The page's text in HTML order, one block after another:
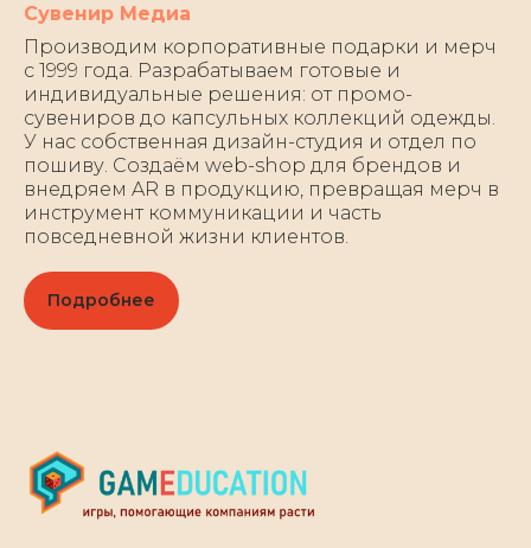
Сувенир Медиа
Производим корпоративные подарки и мерч
с 1999 года. Разрабатываем готовые и
индивидуальные решения: от промо-
сувениров до капсульных коллекций одежды.
У нас собственная дизайн-студия и отдел по
пошиву. Создаём web-shop для брендов и
внедряем AR в продукцию, превращая мерч в
инструмент коммуникации и часть
повседневной жизни клиентов.
Подробнее